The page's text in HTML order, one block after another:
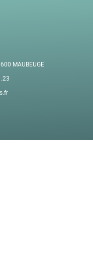
MAUBEUGE